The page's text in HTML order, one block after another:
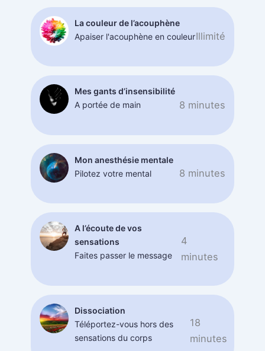
La couleur de l’acouphène
Apaiser l'acouphène en couleurIllimité
Mes gants d’insensibilité
A portée de main
8 minutes
Mon anesthésie mentale
Pilotez votre mental
8 minutes
A l’écoute de vos
sensations
Faites passer le message
4
minutes
Dissociation
Téléportez-vous hors des
sensations du corps
18
minutes